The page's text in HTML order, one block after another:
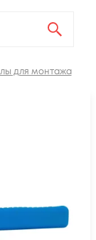
для монтажа